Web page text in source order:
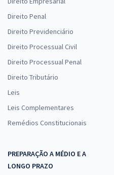
Direito Penal
Direito Previdenciário
Direito Processual Civil
Direito Processual Penal
Direito Tributário
Leis
Leis Complementares
Remédios Constitucionais
PREPARAÇÃO A MÉDIO E A
LONGO PRAZO